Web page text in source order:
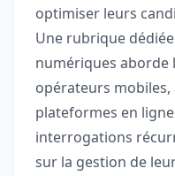
optimiser leurs
Une rubrique
numériques aborde
opérateurs
plateformes en
interrogations
sur la gestion de